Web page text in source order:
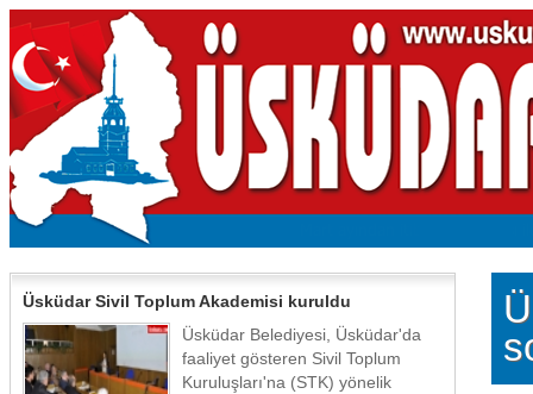
Üsküdar Sivil Toplum Akademisi kuruldu
Üsküdar Belediyesi, Üsküdar'da
faaliyet gösteren Sivil Toplum
Kuruluşları'na (STK) yönelik